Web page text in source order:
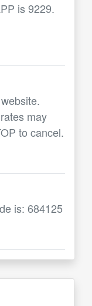
is 9229.
may
to cancel.
is: 684125